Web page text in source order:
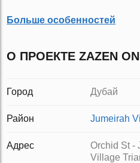
Больше особенностей
О ПРОЕКТЕ ZAZEN
Город Дубай
Район Jumeirah
Адрес
Orchid St -
Village